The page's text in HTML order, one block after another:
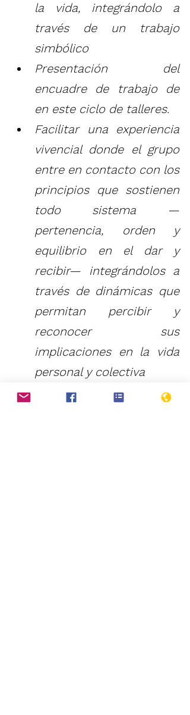
la vida, integrándolo a
través de un trabajo
simbólico
Presentación del
encuadre de trabajo de
en este ciclo de talleres.
Facilitar una experiencia
vivencial donde el grupo
entre en contacto con los
principios que sostienen
todo sistema —
pertenencia, orden y
equilibrio en el dar y
recibir— integrándolos a
través de dinámicas que
permitan percibir y
reconocer sus
implicaciones en la vida
personal y colectiva
La fuerza sanadora, que